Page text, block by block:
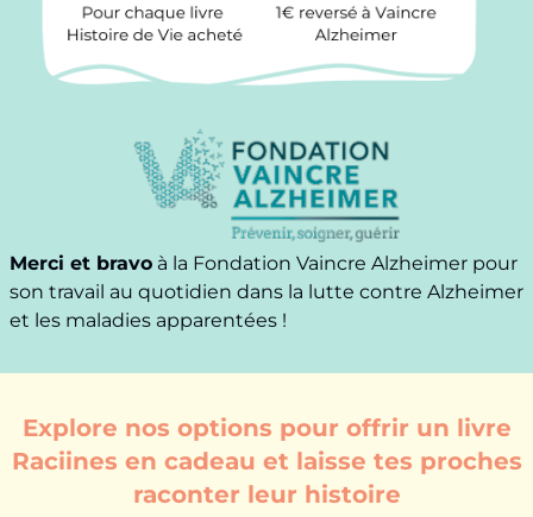
Merci et bravo à la Fondation Vaincre Alzheimer pour
son travail au quotidien dans la lutte contre Alzheimer
et les maladies apparentées !
Explore nos options pour offrir un livre
Raciines en cadeau et laisse tes proches
raconter leur histoire